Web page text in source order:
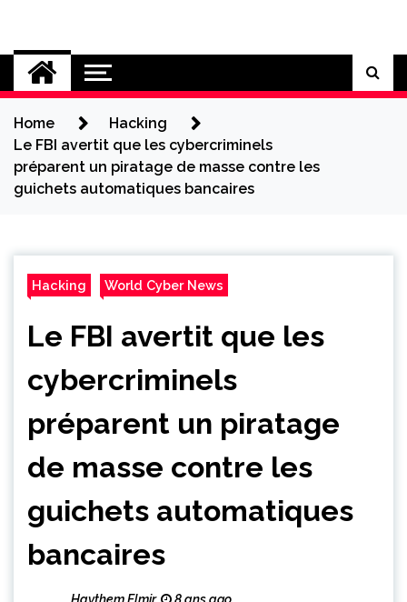
content
Cybersecurity News
Home
Hacking
Le FBI avertit que les cybercriminels
préparent un piratage de masse contre les
guichets automatiques bancaires
Hacking World Cyber News
Le FBI avertit que les
cybercriminels
préparent un piratage
de masse contre les
guichets automatiques
bancaires